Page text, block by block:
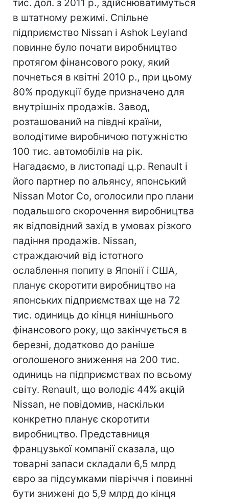
тис. дол. з 2011 р., здійснюватимуться
в штатному режимі. Спільне
підприємство Nissan і Ashok Leyland
повинне було почати виробництво
протягом фінансового року, який
почнеться в квітні 2010 р., при цьому
80% продукції буде призначено для
внутрішніх продажів. Завод,
розташований на півдні країни,
володітиме виробничою потужністю
100 тис. автомобілів на рік.
Нагадаємо, в листопаді ц.р. Renault і
його партнер по альянсу, японський
Nissan Motor Co, оголосили про плани
подальшого скорочення виробництва
як відповідний захід в умовах різкого
падіння продажів. Nissan,
страждаючий від істотного
ослаблення попиту в Японії і США,
планує скоротити виробництво на
японських підприємствах ще на 72
тис. одиниць до кінця нинішнього
фінансового року, що закінчується в
березні, додатково до раніше
оголошеного зниження на 200 тис.
одиниць на підприємствах по всьому
світу. Renault, що володіє 44% акцій
Nissan, не повідомив, наскільки
конкретно планує скоротити
виробництво. Представниця
французької компанії сказала, що
товарні запаси складали 6,5 млрд
євро за підсумками півріччя і повинні
бути знижені до 5,9 млрд до кінця